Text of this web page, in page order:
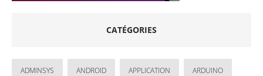
CATÉGORIES
ADMINSYS ANDROID APPLICATION ARDUINO